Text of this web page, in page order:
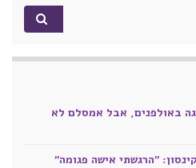
באולפנים, אבל אמסלם לא
"הרגשתי אישה פגומה"